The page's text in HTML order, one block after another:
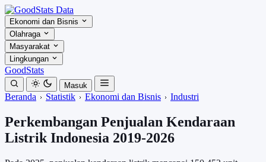
Ekonomi dan Bisnis
Olahraga
Masyarakat
Lingkungan
GoodStats
Masuk
Beranda Statistik Ekonomi dan Bisnis Industri
Perkembangan Penjualan Kendaraan
Listrik Indonesia 2019-2026